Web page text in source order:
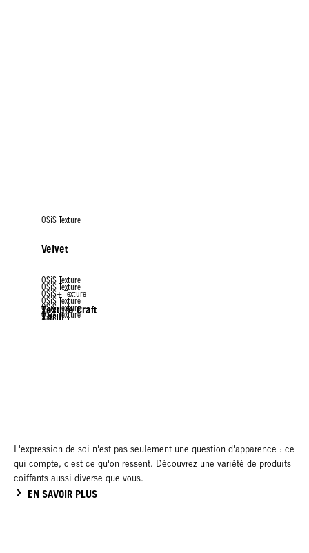
OSiS Texture
Velvet
OSiS Texture
Texture Craft
OSiS Texture
Thrill
OSiS+ Texture
Flexwax
OSiS Texture
OSiS Texture
OSiS Texture
OSiS Texture
L'expression de soi n'est pas seulement une question d'apparence : ce
qui compte, c'est ce qu'on ressent. Découvrez une variété de produits
coiffants aussi diverse que vous.
EN SAVOIR PLUS